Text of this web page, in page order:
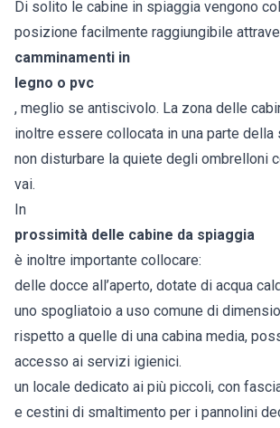
Di solito le cabine in spiaggia vengono
posizione facilmente raggiungibile
camminamenti in
legno o pvc
, meglio se antiscivolo. La zona delle
inoltre essere collocata in una parte della
non disturbare la quiete degli ombrelloni
vai.
In
prossimità delle cabine da spiaggia
è inoltre importante collocare:
delle docce all’aperto, dotate di acqua
uno spogliatoio a uso comune di
rispetto a quelle di una cabina media,
accesso ai servizi igienici.
un locale dedicato ai più piccoli, con
e cestini di smaltimento per i pannolini